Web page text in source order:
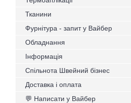
Тканини
Фурнітура - запит у Вайбер
Обладнання
Інформація
Спільнота Швейний бізнес
Доставка і оплата
💬 Написати у Вайбер